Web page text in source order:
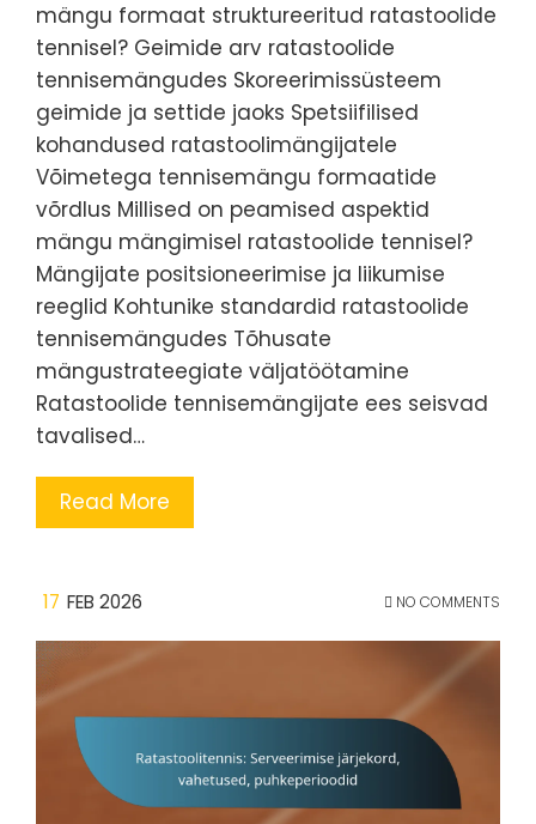
mängu formaat struktureeritud ratastoolide
tennisel? Geimide arv ratastoolide
tennisemängudes Skoreerimissüsteem
geimide ja settide jaoks Spetsiifilised
kohandused ratastoolimängijatele
Võimetega tennisemängu formaatide
võrdlus Millised on peamised aspektid
mängu mängimisel ratastoolide tennisel?
Mängijate positsioneerimise ja liikumise
reeglid Kohtunike standardid ratastoolide
tennisemängudes Tõhusate
mängustrateegiate väljatöötamine
Ratastoolide tennisemängijate ees seisvad
tavalised…
Read More
17 FEB 2026 NO COMMENTS